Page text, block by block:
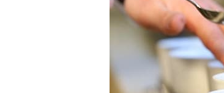
alrededor
de
inmensidad
del
té